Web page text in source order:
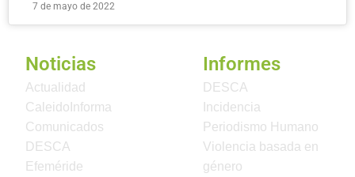
7 de mayo de 2022
Noticias
Actualidad
CaleidoInforma
Comunicados
DESCA
Efeméride
Informes
DESCA
Incidencia
Periodismo Humano
Violencia basada en
género